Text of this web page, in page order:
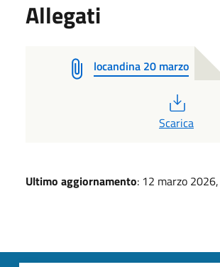
Allegati
locandina 20 marzo
Scarica
Ultimo aggiornamento: 12 marzo